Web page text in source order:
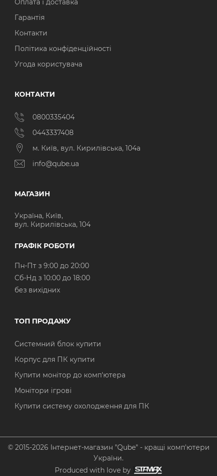
Оплата і доставка
Гарантія
Контакти
Політика конфіденційності
Угода користувача
КОНТАКТИ
0800335404
0443337408
м. Київ, вул. Кирилівська, 104а
info@qube.ua
МАГАЗИН
Україна, Київ,
вул. Кирилівська, 104
ГРАФІК РОБОТИ
Пн-Пт з 9:00 до 20:00
Cб-Нд з 10:00 до 18:00
без вихідних
ТОП ПРОДАЖУ
Системний блок купити
Корпус для ПК купити
Купити монітор до комп'ютера
Монітори ігрові
Купити систему охолодження для ПК
© 2015-2026 Інтернет-магазин "Qube" - кращі комп'ютери
України.
Produced with love by